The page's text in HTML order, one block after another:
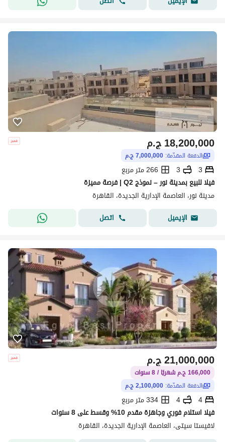
ج.م18,200,000
الدفعة المقدّمة: 7,000,000 ج.م
3
3
266 متر مربع
فيلا للبيع بمدينة نور – نموذج Q2 | فرصة مميزة
مدينة نور، العاصمة الإدارية الجديدة، القاهرة
الإيميل
اتصل
ج.م21,000,000
166,000 ج.م شهريًا / 8 سنوات
الدفعة المقدّمة: 2,100,000 ج.م
4
4
334 متر مربع
فيلا استلام فوري وجاهزة مقدم 10% وقسط على 8 سنوات
لافيستا سيتى، العاصمة الإدارية الجديدة، القاهرة